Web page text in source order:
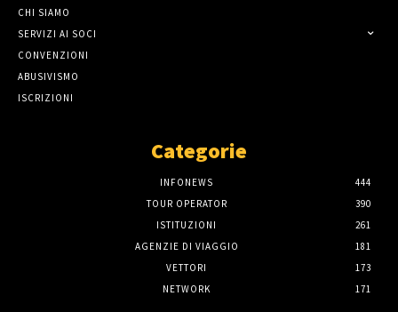
CHI SIAMO
SERVIZI AI SOCI
CONVENZIONI
ABUSIVISMO
ISCRIZIONI
Categorie
INFONEWS
444
TOUR OPERATOR
390
ISTITUZIONI
261
AGENZIE DI VIAGGIO
181
VETTORI
173
NETWORK
171